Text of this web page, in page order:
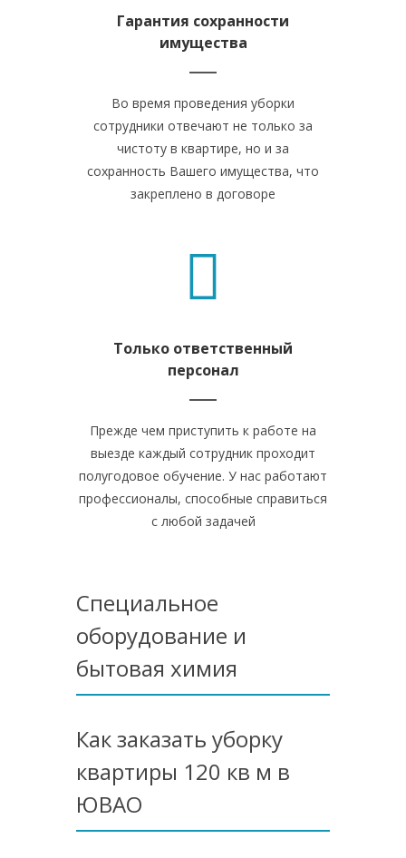
Гарантия сохранности
имущества
Во время проведения уборки
сотрудники отвечают не только за
чистоту в квартире, но и за
сохранность Вашего имущества, что
закреплено в договоре
Только ответственный
персонал
Прежде чем приступить к работе на
выезде каждый сотрудник проходит
полугодовое обучение. У нас работают
профессионалы, способные справиться
с любой задачей
Специальное
оборудование и
бытовая химия
Как заказать уборку
квартиры 120 кв м в
ЮВАО